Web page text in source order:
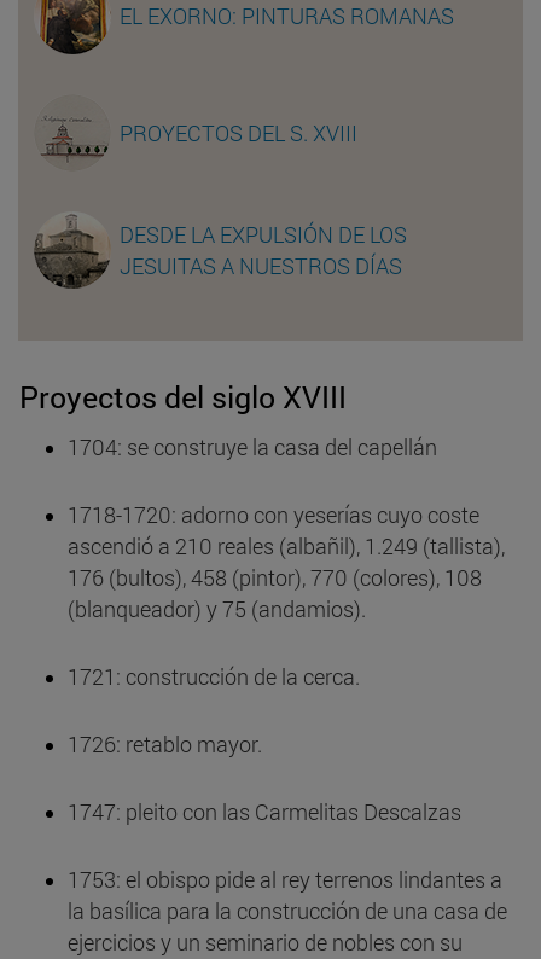
EL EXORNO: PINTURAS ROMANAS
PROYECTOS DEL S. XVIII
DESDE LA EXPULSIÓN DE LOS
JESUITAS A NUESTROS DÍAS
Proyectos del siglo XVIII
1704: se construye la casa del capellán
1718-1720: adorno con yeserías cuyo coste
ascendió a 210 reales (albañil), 1.249 (tallista),
176 (bultos), 458 (pintor), 770 (colores), 108
(blanqueador) y 75 (andamios).
1721: construcción de la cerca.
1726: retablo mayor.
1747: pleito con las Carmelitas Descalzas
1753: el obispo pide al rey terrenos lindantes a
la basílica para la construcción de una casa de
ejercicios y un seminario de nobles con su